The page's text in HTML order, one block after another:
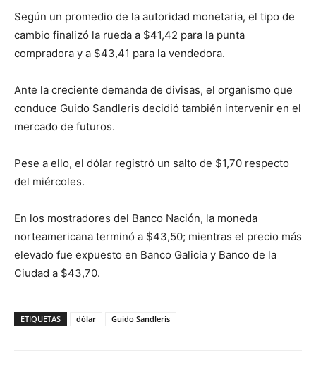
Según un promedio de la autoridad monetaria, el tipo de
cambio finalizó la rueda a $41,42 para la punta
compradora y a $43,41 para la vendedora.
Ante la creciente demanda de divisas, el organismo que
conduce Guido Sandleris decidió también intervenir en el
mercado de futuros.
Pese a ello, el dólar registró un salto de $1,70 respecto
del miércoles.
En los mostradores del Banco Nación, la moneda
norteamericana terminó a $43,50; mientras el precio más
elevado fue expuesto en Banco Galicia y Banco de la
Ciudad a $43,70.
ETIQUETAS dólar Guido Sandleris